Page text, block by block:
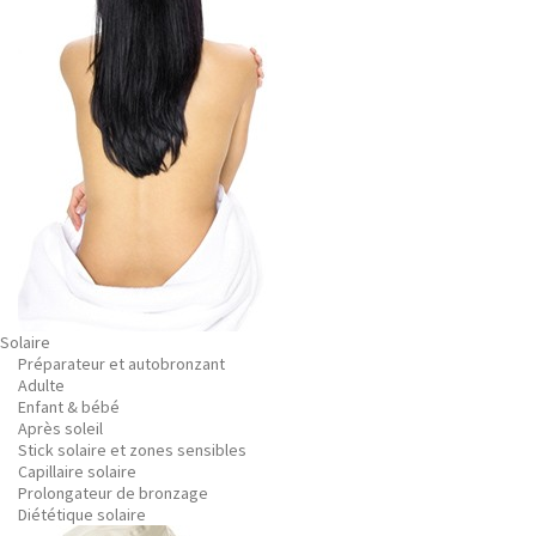
Solaire
Préparateur et autobronzant
Adulte
Enfant & bébé
Après soleil
Stick solaire et zones sensibles
Capillaire solaire
Prolongateur de bronzage
Diététique solaire